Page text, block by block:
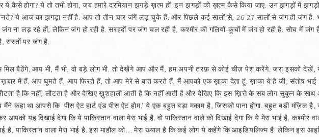
ये कैसे होगा? ये तो तभी होगा, जब हमारे दरमियान झगड़े ख़त्म हों. इन झगड़ों को ख़त्म कैसे किया जाए. उन झगड़ों में
ये आज का झगड़ा नहीं है. आप तो तीन-चार जंगें लड़ चुके हैं. और पिछले कई सालों से, 26-27 सालों से जंग ही जंग है.
जंग ना लड़ रहे हों, लेकिन जंग हो रही है. सरहदों पर जंग चल रही है, कश्मीर की गलियों-कूचों में जंग हो रही है. सोच में जंग
पर जंग है.
मिल बैठेंगे. आप भी, मैं भी, वो बड़े लोग भी. तो देखेंगे आप और मैं, हम अपनी तरफ़ से कोई चीज़ पेश करेंगे. जरा इसको
में हैं. आप घूमते हैं, आप फिरते हैं, तो आप मेरे से बात करते हैं, मैं आपको एक ख़ाका देता हूं. ख़ाका ये है जी, संतोष
है कि नहीं, लौटता है और देखिए ख़ुशहाली आती है कि नहीं आती है और देखिए कि इस ख़ित्ते के सब लोग सुकून के
कहा था आपसे कि ‘पीस ऐट हार्ट एंड पीस ऐट होम.’ ये एक बहुत बड़ा मकाम है, जिसको पाना होगा. बहुत बड़ी मंज़िल है,
यह दिखाई देगा कि ये पाकिस्तान वाला मेरा भाई है. वो पाकिस्तान वाले को दिखाई देगा कि ये मेरा भाई है. कश्मीर
भाई है, पाकिस्तान वाला मेरा भाई है. इस माहौल को… मेरा ख्याल है कि कई लोग ये कहेंगे कि आइडियलिज्म है. लेकिन इस